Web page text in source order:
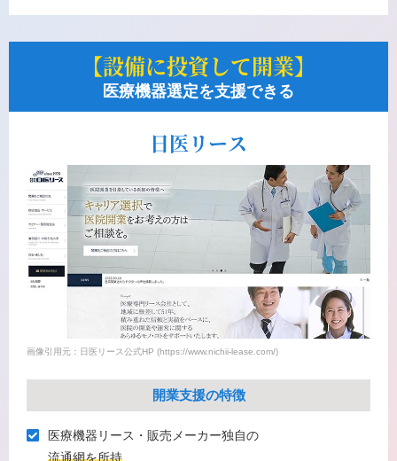
【設備に投資して開業】
医療機器選定を支援できる
日医リース
画像引用元：日医リース公式HP (https://www.nichii-lease.com/)
開業支援の特徴
医療機器リース・販売メーカー独⾃の
流通網を所持